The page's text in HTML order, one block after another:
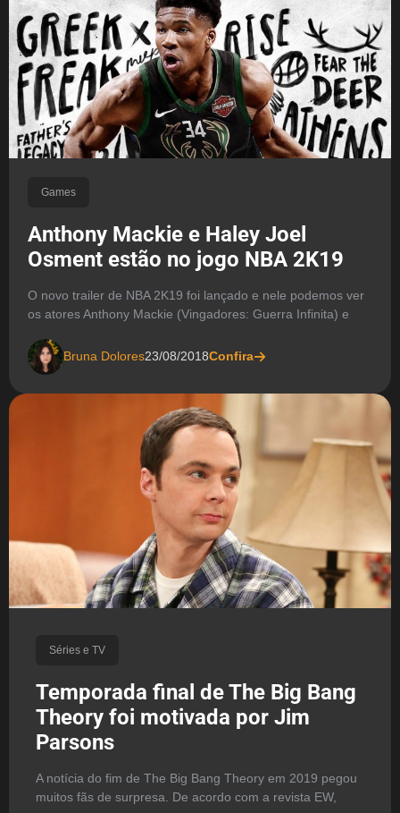
Games
Anthony Mackie e Haley Joel
Osment estão no jogo NBA 2K19
O novo trailer de NBA 2K19 foi lançado e nele podemos ver
os atores Anthony Mackie (Vingadores: Guerra Infinita) e
Bruna Dolores23/08/2018Confira
Séries e TV
Temporada final de The Big Bang
Theory foi motivada por Jim
Parsons
A notícia do fim de The Big Bang Theory em 2019 pegou
muitos fãs de surpresa. De acordo com a revista EW,